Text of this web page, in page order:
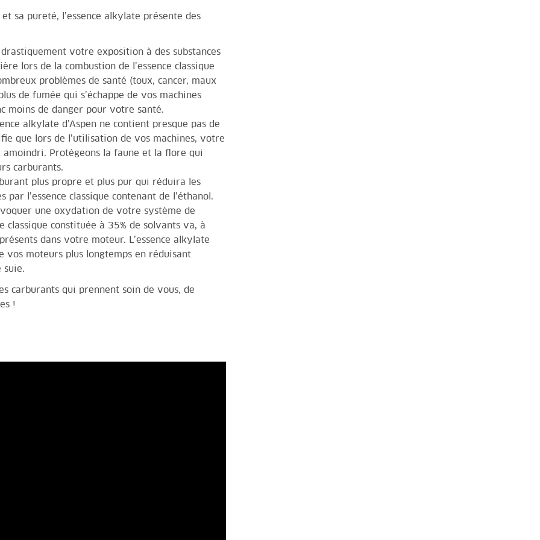
sa pureté, l’essence alkylate présente des
votre exposition à des substances
lors de la combustion de l’essence classique
problèmes de santé (toux, cancer, maux
de fumée qui s’échappe de vos machines
moins de danger pour votre santé.
alkylate d’Aspen ne contient presque pas de
que lors de l’utilisation de vos machines, votre
amoindri. Protégeons la faune et la flore qui
carburants.
plus propre et plus pur qui réduira les
l’essence classique contenant de l’éthanol.
une oxydation de votre système de
classique constituée à 35% de solvants va, à
dans votre moteur. L’essence alkylate
vos moteurs plus longtemps en réduisant
suie.
carburants qui prennent soin de vous, de
!